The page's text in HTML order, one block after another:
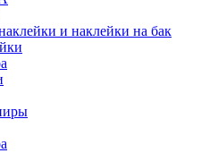
и наклейки на бак